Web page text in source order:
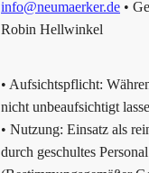
info@neumaerker.de •
Robin Hellwinkel
• Aufsichtspflicht:
nicht unbeaufsichtigt
• Nutzung: Einsatz als
durch geschultes Personal